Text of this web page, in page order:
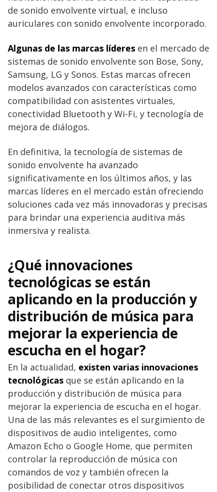
de sonido envolvente virtual, e incluso
auriculares con sonido envolvente incorporado.
Algunas de las marcas líderes en el mercado de
sistemas de sonido envolvente son Bose, Sony,
Samsung, LG y Sonos. Estas marcas ofrecen
modelos avanzados con características como
compatibilidad con asistentes virtuales,
conectividad Bluetooth y Wi-Fi, y tecnología de
mejora de diálogos.
En definitiva, la tecnología de sistemas de
sonido envolvente ha avanzado
significativamente en los últimos años, y las
marcas líderes en el mercado están ofreciendo
soluciones cada vez más innovadoras y precisas
para brindar una experiencia auditiva más
inmersiva y realista.
¿Qué innovaciones
tecnológicas se están
aplicando en la producción y
distribución de música para
mejorar la experiencia de
escucha en el hogar?
En la actualidad, existen varias innovaciones
tecnológicas que se están aplicando en la
producción y distribución de música para
mejorar la experiencia de escucha en el hogar.
Una de las más relevantes es el surgimiento de
dispositivos de audio inteligentes, como
Amazon Echo o Google Home, que permiten
controlar la reproducción de música con
comandos de voz y también ofrecen la
posibilidad de conectar otros dispositivos